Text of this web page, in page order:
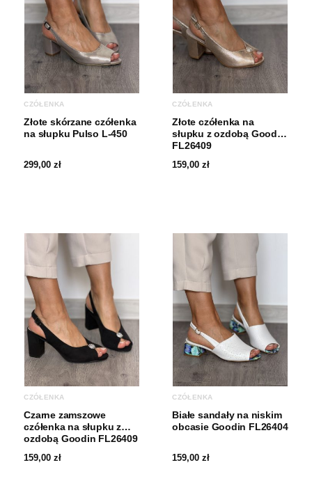
Wysokość obcasa 8.5 – 10 cm
CZÓŁENKA
Złote skórzane czółenka
na słupku Pulso L-450
299,00zł
CZÓŁENKA
Złote czółenka na
słupku z ozdobą Goodin
FL26409
159,00zł
CZÓŁENKA
Czarne zamszowe
czółenka na słupku z
ozdobą Goodin FL26409
159,00zł
CZÓŁENKA
Białe sandały na niskim
obcasie Goodin FL26404
159,00zł